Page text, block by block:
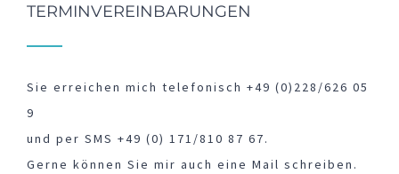
TERMINVEREINBARUNGEN
Sie erreichen mich telefonisch +49 (0)228/626 05
9
und per SMS +49 (0) 171/810 87 67.
Gerne können Sie mir auch eine Mail schreiben.